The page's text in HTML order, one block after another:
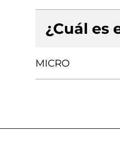
¿Cuál es
MICRO